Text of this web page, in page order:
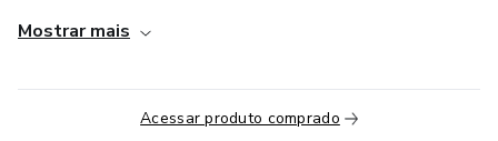
imobiliário, ações, ...)
e muito mais
Mostrar mais
Acessar produto comprado